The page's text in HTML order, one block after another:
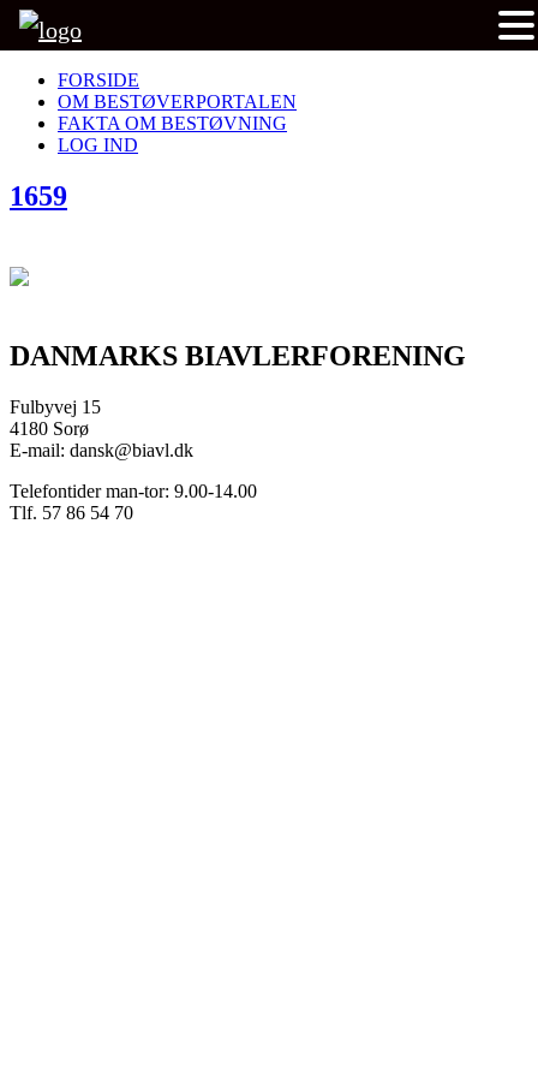
FORSIDE
OM BESTØVERPORTALEN
FAKTA OM BESTØVNING
LOG IND
1659
DANMARKS BIAVLERFORENING
Fulbyvej 15
4180 Sorø
E-mail: dansk@biavl.dk
Telefontider man-tor: 9.00-14.00
Tlf. 57 86 54 70